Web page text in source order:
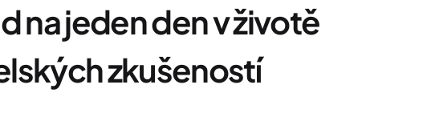
na jeden den v životě
zkušeností